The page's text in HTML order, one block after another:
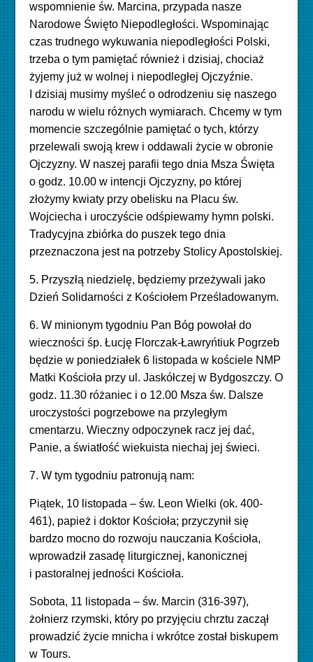
wspomnienie św. Marcina, przypada nasze
Narodowe Święto Niepodległości. Wspominając
czas trudnego wykuwania niepodległości Polski,
trzeba o tym pamiętać również i dzisiaj, chociaż
żyjemy już w wolnej i niepodległej Ojczyźnie.
I dzisiaj musimy myśleć o odrodzeniu się naszego
narodu w wielu różnych wymiarach. Chcemy w tym
momencie szczególnie pamiętać o tych, którzy
przelewali swoją krew i oddawali życie w obronie
Ojczyzny. W naszej parafii tego dnia Msza Święta
o godz. 10.00 w intencji Ojczyzny, po której
złożymy kwiaty przy obelisku na Placu św.
Wojciecha i uroczyście odśpiewamy hymn polski.
Tradycyjna zbiórka do puszek tego dnia
przeznaczona jest na potrzeby Stolicy Apostolskiej.
5. Przyszłą niedzielę, będziemy przeżywali jako
Dzień Solidarności z Kościołem Prześladowanym.
6. W minionym tygodniu Pan Bóg powołał do
wieczności śp. Łucję Florczak-Ławryńtiuk Pogrzeb
będzie w poniedziałek 6 listopada w kościele NMP
Matki Kościoła przy ul. Jaskółczej w Bydgoszczy. O
godz. 11.30 różaniec i o 12.00 Msza św. Dalsze
uroczystości pogrzebowe na przyległym
cmentarzu. Wieczny odpoczynek racz jej dać,
Panie, a światłość wiekuista niechaj jej świeci.
7. W tym tygodniu patronują nam:
Piątek, 10 listopada – św. Leon Wielki (ok. 400-
461), papież i doktor Kościoła; przyczynił się
bardzo mocno do rozwoju nauczania Kościoła,
wprowadził zasadę liturgicznej, kanonicznej
i pastoralnej jedności Kościoła.
Sobota, 11 listopada – św. Marcin (316-397),
żołnierz rzymski, który po przyjęciu chrztu zaczął
prowadzić życie mnicha i wkrótce został biskupem
w Tours.